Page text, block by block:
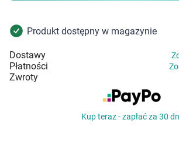
Sprzęt medyczny
Produkt dostępny w magazynie
Dostawy
Płatności
Zwroty
Kup teraz - zapłać za 30